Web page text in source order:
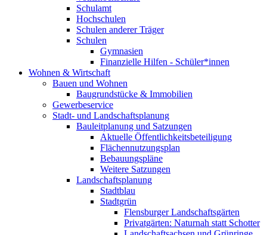
Schulamt
Hochschulen
Schulen anderer Träger
Schulen
Gymnasien
Finanzielle Hilfen - Schüler*innen
Wohnen & Wirtschaft
Bauen und Wohnen
Baugrundstücke & Immobilien
Gewerbeservice
Stadt- und Landschaftsplanung
Bauleitplanung und Satzungen
Aktuelle Öffentlichkeitsbeteiligung
Flächennutzungsplan
Bebauungspläne
Weitere Satzungen
Landschaftsplanung
Stadtblau
Stadtgrün
Flensburger Landschaftsgärten
Privatgärten: Naturnah statt Schotter